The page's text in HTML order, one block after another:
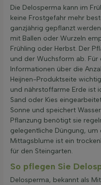
Die Delosperma kann im
keine Frostgefahr mehr
ganzjährig gepflanzt
mit Ballen oder Wurzeln
Frühling oder Herbst. Der
und der Wuchsform ab.
Informationen über die
Heijnen-Produktseite
und nährstoffarme Erde ist
Sand oder Kies
Sonne und speichert
Pflanzung benötigt sie
gelegentliche Düngung, um
Mittagsblume ist ein
für den Steingarten.
So pflegen Sie
Delosperma, bekannt als